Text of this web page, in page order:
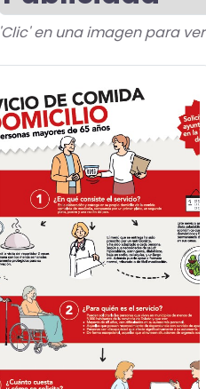
'Clic' en una imagen para